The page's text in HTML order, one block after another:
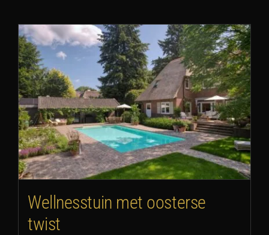
Wellnesstuin met oosterse
twist